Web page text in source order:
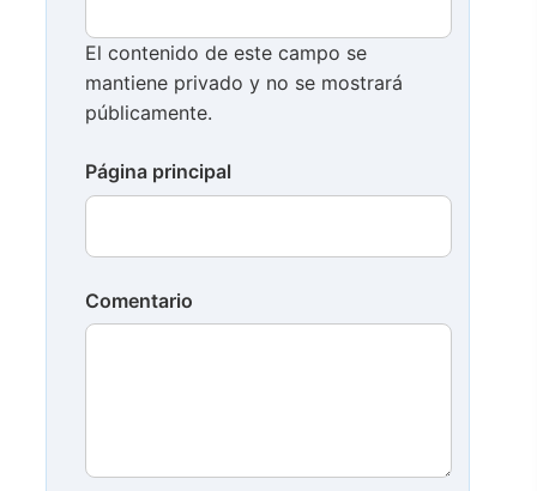
El contenido de este campo se
mantiene privado y no se mostrará
públicamente.
Página principal
Comentario